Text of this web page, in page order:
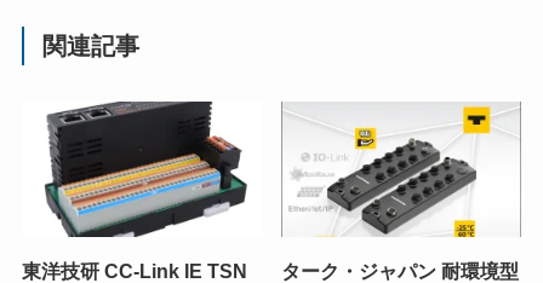
関連記事
東洋技研 CC-Link IE TSN
ターク・ジャパン 耐環境型